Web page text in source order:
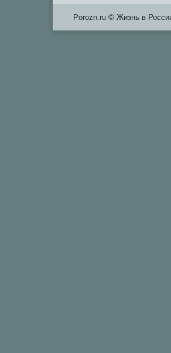
Porozn.ru © Жизнь в